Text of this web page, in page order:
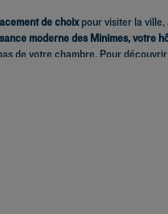
de choixpour visiter la ville,
moderne des Minimes, votre
de votre chambre. Pour